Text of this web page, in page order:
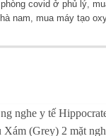
phòng covid ở phủ lý,
hà nam, mua máy tạo